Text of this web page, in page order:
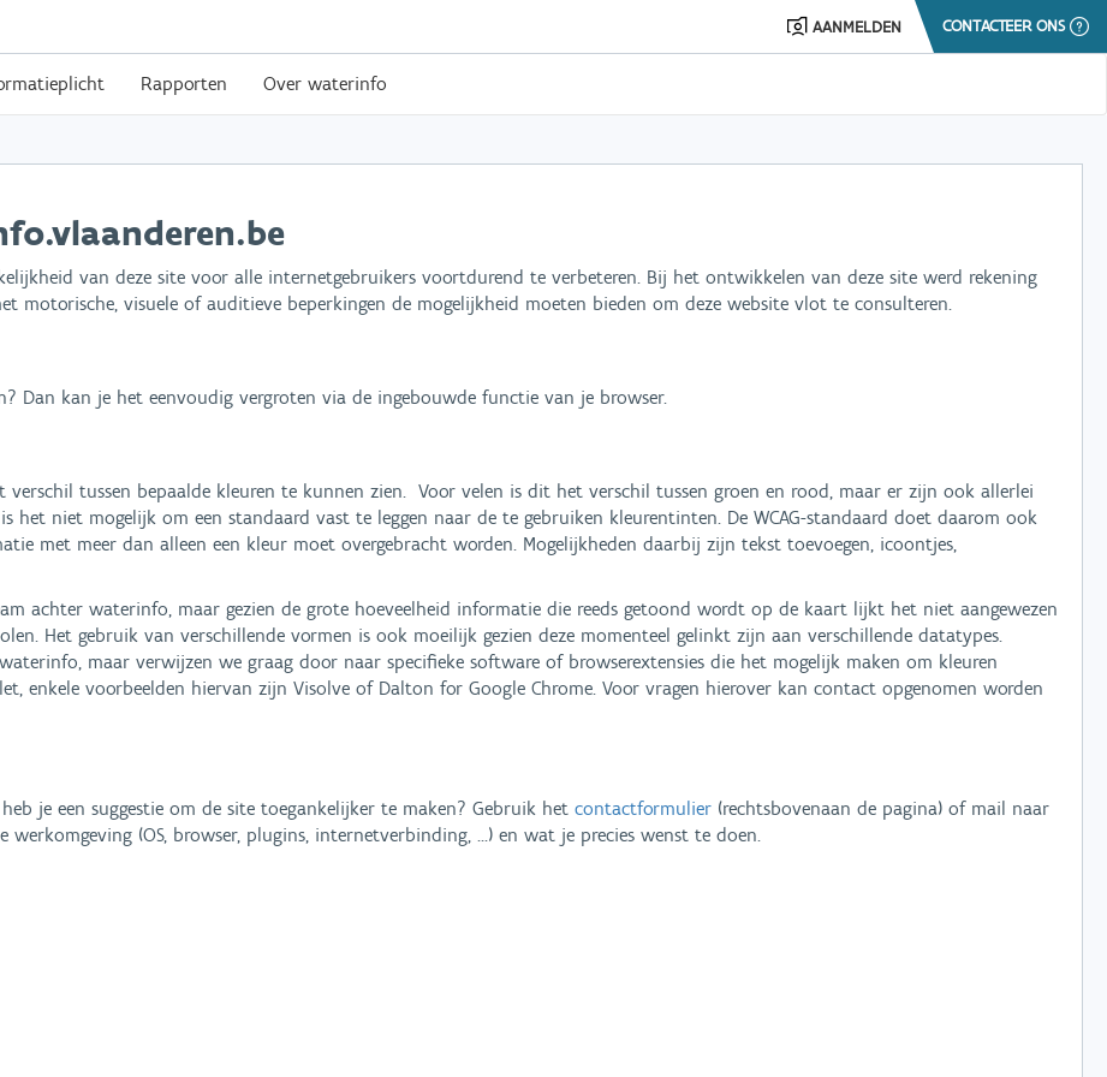
AANMELDEN CONTACTEER ONS
Rapporten Over waterinfo
van deze site voor alle internetgebruikers voortdurend te verbeteren. Bij het ontwikkelen van deze site werd rekening
motorische, visuele of auditieve beperkingen de mogelijkheid moeten bieden om deze website vlot te consulteren.
Dan kan je het eenvoudig vergroten via de ingebouwde functie van je browser.
tussen bepaalde kleuren te kunnen zien. Voor velen is dit het verschil tussen groen en rood, maar er zijn ook allerlei
het niet mogelijk om een standaard vast te leggen naar de te gebruiken kleurentinten. De WCAG-standaard doet daarom ook
met meer dan alleen een kleur moet overgebracht worden. Mogelijkheden daarbij zijn tekst toevoegen, icoontjes,
achter waterinfo, maar gezien de grote hoeveelheid informatie die reeds getoond wordt op de kaart lijkt het niet aangewezen
Het gebruik van verschillende vormen is ook moeilijk gezien deze momenteel gelinkt zijn aan verschillende datatypes.
maar verwijzen we graag door naar specifieke software of browserextensies die het mogelijk maken om kleuren
enkele voorbeelden hiervan zijn Visolve of Dalton for Google Chrome. Voor vragen hierover kan contact opgenomen worden
je een suggestie om de site toegankelijker te maken? Gebruik het contactformulier (rechtsbovenaan de pagina) of mail naar
(OS, browser, plugins, internetverbinding, ...) en wat je precies wenst te doen.